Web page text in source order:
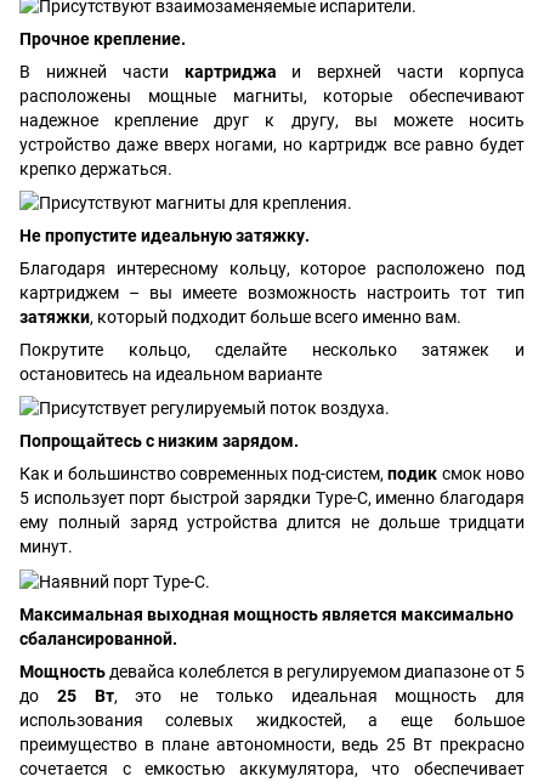
Прочное крепление.
В нижней части картриджа и верхней части корпуса
расположены мощные магниты, которые обеспечивают
надежное крепление друг к другу, вы можете носить
устройство даже вверх ногами, но картридж все равно будет
крепко держаться.
Не пропустите идеальную затяжку.
Благодаря интересному кольцу, которое расположено под
картриджем – вы имеете возможность настроить тот тип
затяжки, который подходит больше всего именно вам.
Покрутите кольцо, сделайте несколько затяжек и
остановитесь на идеальном варианте
Попрощайтесь с низким зарядом.
Как и большинство современных под-систем,подик смок ново
5 использует порт быстрой зарядки Type-C, именно благодаря
ему полный заряд устройства длится не дольше тридцати
минут.
Максимальная выходная мощность является максимально
сбалансированной.
Мощность девайса колеблется в регулируемом диапазоне от 5
до 25 Вт, это не только идеальная мощность для
использования солевых жидкостей, а еще большое
преимущество в плане автономности, ведь 25 Вт прекрасно
сочетается с емкостью аккумулятора, что обеспечивает